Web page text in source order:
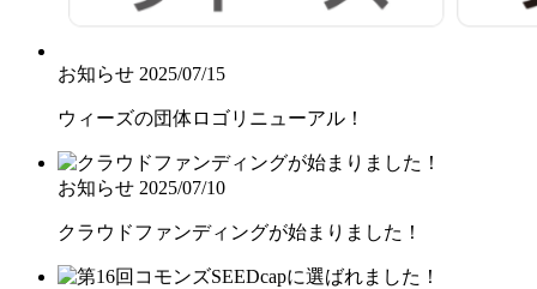
お知らせ 2025/07/15
ウィーズの団体ロゴリニューアル！
お知らせ 2025/07/10
クラウドファンディングが始まりました！